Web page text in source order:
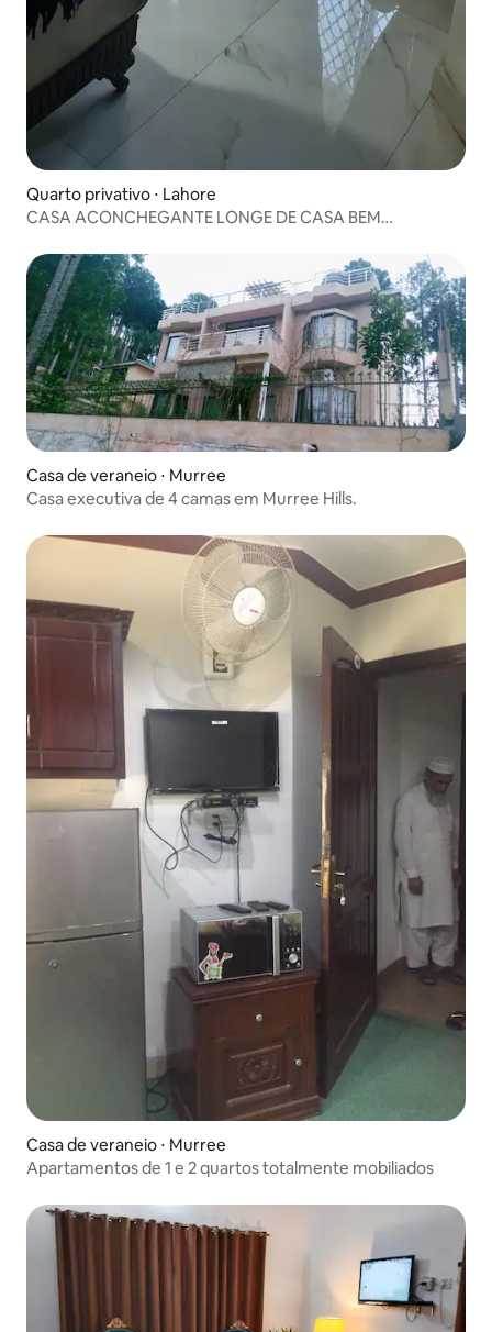
Quarto privativo ⋅ Lahore
CASA ACONCHEGANTE LONGE DE CASA BEM
Casa de veraneio ⋅ Murree
Casa executiva de 4 camas em Murree Hills.
Casa de veraneio ⋅ Murree
Apartamentos de 1 e 2 quartos totalmente mobiliados